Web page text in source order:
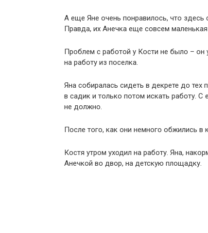
А еще Яне очень понравилось, что
Правда, их Анечка еще совсем
Проблем с работой у Кости не было – он
на работу из поселка.
Яна собиралась сидеть в декрете до тех
в садик и только потом искать работу.
не должно.
После того, как они немного обжились в
Костя утром уходил на работу. Яна,
Анечкой во двор, на детскую площадку.